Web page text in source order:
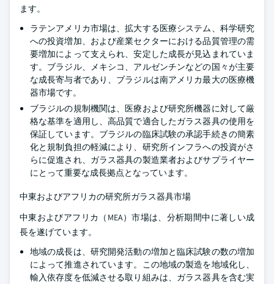
ます。
ラテンアメリカ市場は、拡大する医療システム、科学研究
への投資増加、および産業セクターにおける品質管理の需
要増加によって支えられ、安定した成長が見込まれていま
す。ブラジル、メキシコ、アルゼンチンなどの国々が主要
な成長寄与者であり、ブラジルは南アメリカ最大の医療機
器市場です。
ブラジルの規制機関は、医療および研究所機器に対して厳
格な基準を適用し、高品質で適合したガラス器具の使用を
保証しています。ブラジルの臨床試験の承認手続きの簡素
化と規制負担の軽減により、研究所インフラへの投資がさ
らに促進され、ガラス器具の製造業者およびサプライヤー
にとって重要な成長拠点となっています。
中東およびアフリカの研究所ガラス器具市場
中東およびアフリカ（MEA）市場は、分析期間中に著しい成
長を遂げています。
地域の成長は、研究開発活動の増加と臨床試験の数の増加
によって推進されています。この地域の製造を地域化し、
輸入依存度を低減させる取り組みは、ガラス器具を含む実